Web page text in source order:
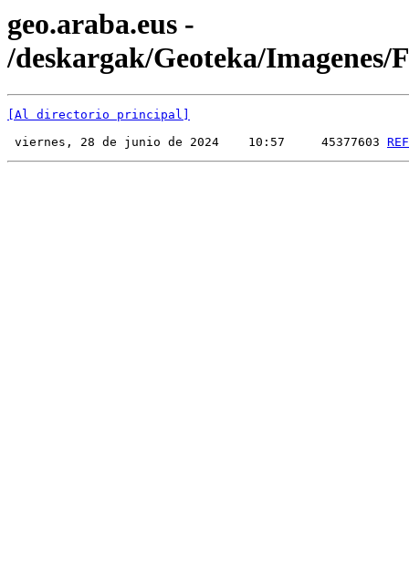
geo.araba.eus -
/deskargak/Geoteka/Imagenes/
[Al directorio principal]
viernes, 28 de junio de 2024    10:57     45377603